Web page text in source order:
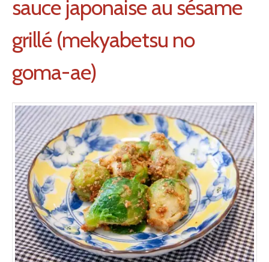
sauce japonaise au sésame
grillé (mekyabetsu no
goma-ae)